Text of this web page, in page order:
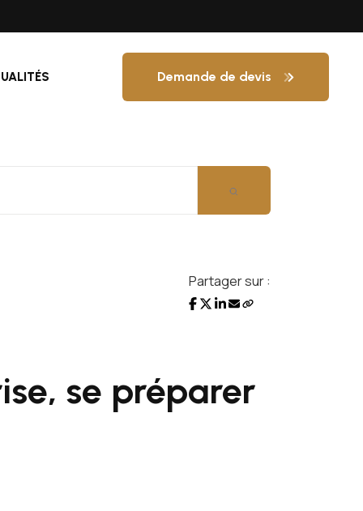
Demande de devis
Partager sur :
se préparer